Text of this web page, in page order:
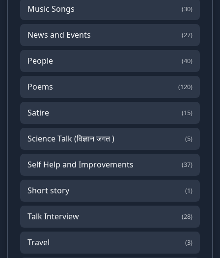
Music Songs (30)
News and Events (27)
People (40)
Poems (120)
Satire (15)
Science Talk (विज्ञान जगत ) (5)
Self Help and Improvements (37)
Short story (1)
Talk Interview (28)
Travel (3)